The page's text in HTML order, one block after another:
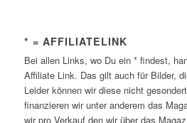
* = AFFILIATELINK
Bei allen Links, wo Du ein * findest,
Affiliate Link. Das gilt auch für Bilder,
Leider können wir diese nicht
finanzieren wir unter anderem das
wir pro Verkauf den wir über das